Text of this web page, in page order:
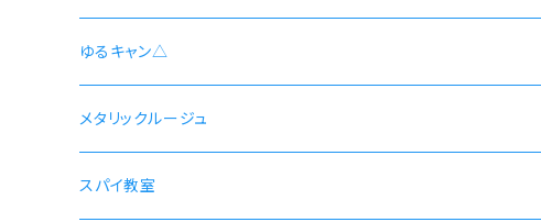
井ノ上たきな DA 2nd モデル 腕時計 本数限定商品
シン 連邦国ver モデル
シン 共和国ver モデル
ヴラディレーナ・ミリーゼ モデル
ゆるキャン△
野クルver
志摩リン
乗物シリーズ
メタリックルージュ
スパイ教室